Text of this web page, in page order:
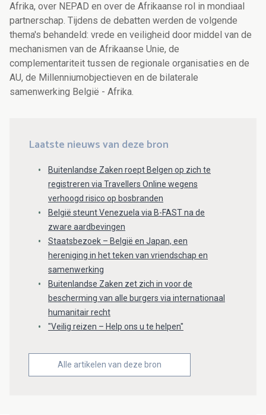
Afrika, over NEPAD en over de Afrikaanse rol in mondiaal
partnerschap. Tijdens de debatten werden de volgende
thema's behandeld: vrede en veiligheid door middel van de
mechanismen van de Afrikaanse Unie, de
complementariteit tussen de regionale organisaties en de
AU, de Millenniumobjectieven en de bilaterale
samenwerking België - Afrika.
Laatste nieuws van deze bron
Buitenlandse Zaken roept Belgen op zich te
registreren via Travellers Online wegens
verhoogd risico op bosbranden
België steunt Venezuela via B-FAST na de
zware aardbevingen
Staatsbezoek – België en Japan, een
hereniging in het teken van vriendschap en
samenwerking
Buitenlandse Zaken zet zich in voor de
bescherming van alle burgers via internationaal
humanitair recht
"Veilig reizen – Help ons u te helpen"
Alle artikelen van deze bron